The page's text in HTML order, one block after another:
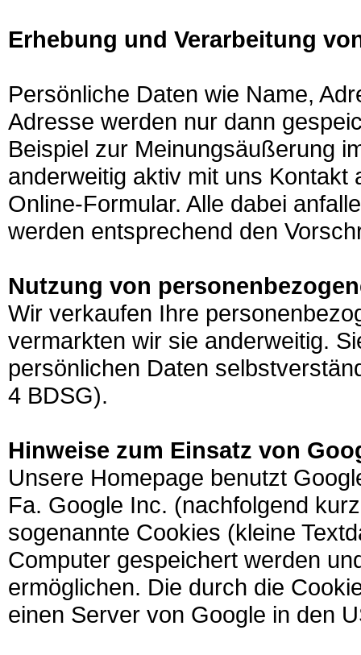
Erhebung und Verarbeitung
Persönliche Daten wie Name,
Adresse werden nur dann
Beispiel zur Meinungsäußerung
anderweitig aktiv mit uns
Online-Formular. Alle dabei
werden entsprechend den
Nutzung von
Wir verkaufen Ihre
vermarkten wir sie anderweitig.
persönlichen Daten
4 BDSG).
Hinweise zum Einsatz von
Unsere Homepage benutzt
Fa. Google Inc. (nachfolgend
sogenannte Cookies (kleine
Computer gespeichert werden
ermöglichen. Die durch die
einen Server von Google in den